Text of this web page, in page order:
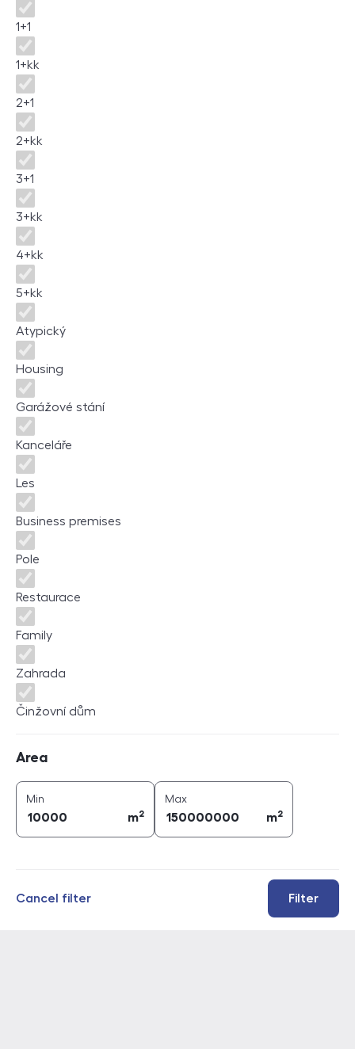
Disposition
1+1
1+kk
2+1
2+kk
3+1
3+kk
4+kk
5+kk
Atypický
Housing
Garážové stání
Kanceláře
Les
Business premises
Pole
Restaurace
Family
Zahrada
Činžovní dům
Area
Min
m2
Maxarea (
m2
Filter
Cancel filter